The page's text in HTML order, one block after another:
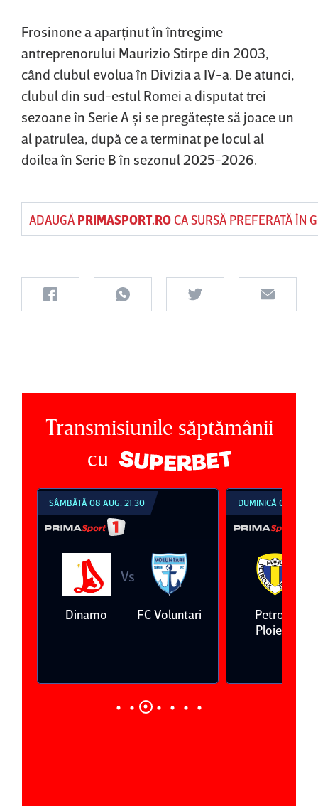
Frosinone a aparţinut în întregime
antreprenorului Maurizio Stirpe din 2003,
când clubul evolua în Divizia a IV-a. De atunci,
clubul din sud-estul Romei a disputat trei
sezoane în Serie A şi se pregăteşte să joace un
al patrulea, după ce a terminat pe locul al
doilea în Serie B în sezonul 2025-2026.
ADAUGĂ PRIMASPORT.ROCA SURSĂ PREFERATĂ ÎN
Transmisiunile săptămânii
cu
SÂMBĂTĂ 08 AUG, 21:30
Dinamo
Vs
FC Voluntari
DUMINICĂ 09 AUG,
Petrolul
Ploieşti